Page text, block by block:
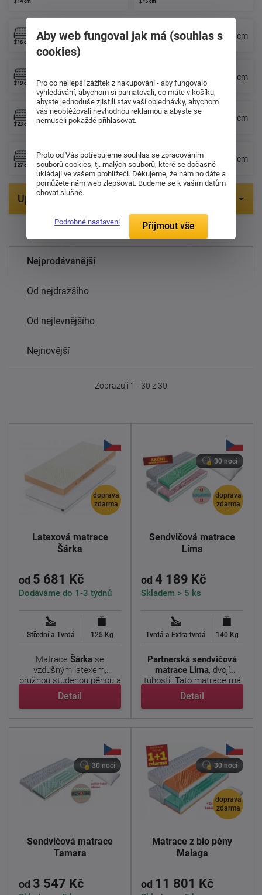
Matrace s výškou 16 cm Matrace s výškou 17 cm
Matrace s výškou 21 cm
Matrace s výškou 23 cm Matrace s výškou 25 cm
Matrace s výškou 27 cm Matrace s výškou 28 cm
Upřesnit parametry
Položek na zobrazení:30
Nejprodávanější
Od nejdražšího
Od nejlevnějšího
Nejnovější
Zobrazuji 1 - 30 z 30
doprava
zdarma
Latexová matrace
Šárka
od 5 681 Kč
Dodáváme do 1-3 týdnů
Střední a Tvrdá 125 Kg
Matrace Šárka se
vzdušným latexem,
pružnou studenou pěnou a
prošívaným ...
Detail
doprava
zdarma
30 nocí
Sendvičová matrace
Lima
od 4 189 Kč
Skladem > 5 ks
Tvrdá a Extra tvrdá 140 Kg
Partnerská sendvičová
matrace Lima, dvojí
tuhosti. Tato matrace má
...
Detail
30 nocí
Sendvičová matrace
Tamara
od 3 547 Kč
doprava
zdarma
30 nocí
Matrace z bio pěny
Malaga
od 11 801 Kč
Aby web fungoval jak má (souhlas s
cookies)
Pro co nejlepší zážitek z nakupování - aby fungovalo
vyhledávání, abychom si pamatovali, co máte v košíku,
abyste jednoduše zjistili stav vaší objednávky, abychom
vás neobtěžovali nevhodnou reklamou a abyste se
nemuseli pokaždé přihlašovat.
Proto od Vás potřebujeme souhlas se zpracováním
souborů cookies, tj. malých souborů, které se dočasně
ukládají ve vašem prohlížeči. Děkujeme, že nám ho dáte a
pomůžete nám web zlepšovat. Budeme se k vašim datům
chovat slušně.
Podrobné nastavení Přijmout vše